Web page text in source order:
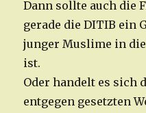
Dann sollte auch die
gerade die DITIB ein
junger Muslime in
ist.
Oder handelt es sich
entgegen gesetzten